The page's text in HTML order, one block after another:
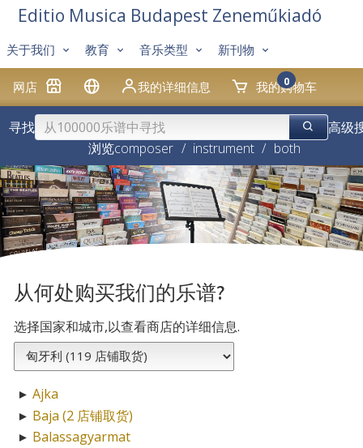
网店 我的详细信息 我的购物车
0
关于我们 教育 音乐类型 新刊物
Editio Musica Budapest Zeneműkiadó
寻找
高级
浏览composer / instrument / both
从何处购买我们的乐谱?
选择国家和城市,以查看商店的详细信息.
► Ajka
► Baja (2 店铺取货)
► Balassagyarmat